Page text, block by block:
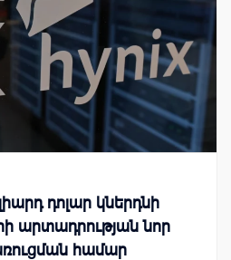
դոլար կներդնի
արտադրության նոր
համար